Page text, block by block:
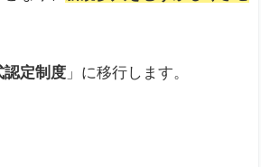
認定制度 」に移行します。